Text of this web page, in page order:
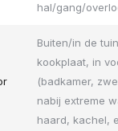
hal/gang/
Buiten/in de
kookplaat, in
(badkamer,
nabij extreme
haard, kachel,